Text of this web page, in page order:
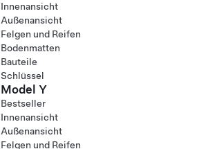
Innenansicht
Außenansicht
Felgen und Reifen
Bodenmatten
Bauteile
Schlüssel
Model Y
Bestseller
Innenansicht
Außenansicht
Felgen und Reifen